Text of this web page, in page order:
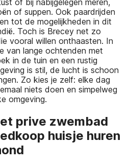
of suppen. Ook paardrijden
tot de mogelijkheden in dit
Toch is Brecey net zo
vooral willen onthaasten. In
van lange ochtenden met
in de tuin en een rustig
is stil, de lucht is schoon
Zo kies je zelf: elke dag
niets doen en simpelweg
omgeving.
prive zwembad
huisje huren